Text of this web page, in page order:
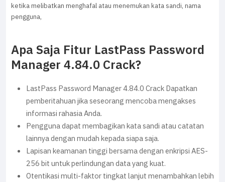
ketika melibatkan menghafal atau menemukan kata sandi, nama
pengguna,
Apa Saja Fitur LastPass Password
Manager 4.84.0 Crack?
LastPass Password Manager 4.84.0 Crack Dapatkan
pemberitahuan jika seseorang mencoba mengakses
informasi rahasia Anda.
Pengguna dapat membagikan kata sandi atau catatan
lainnya dengan mudah kepada siapa saja.
Lapisan keamanan tinggi bersama dengan enkripsi AES-
256 bit untuk perlindungan data yang kuat.
Otentikasi multi-faktor tingkat lanjut menambahkan lebih